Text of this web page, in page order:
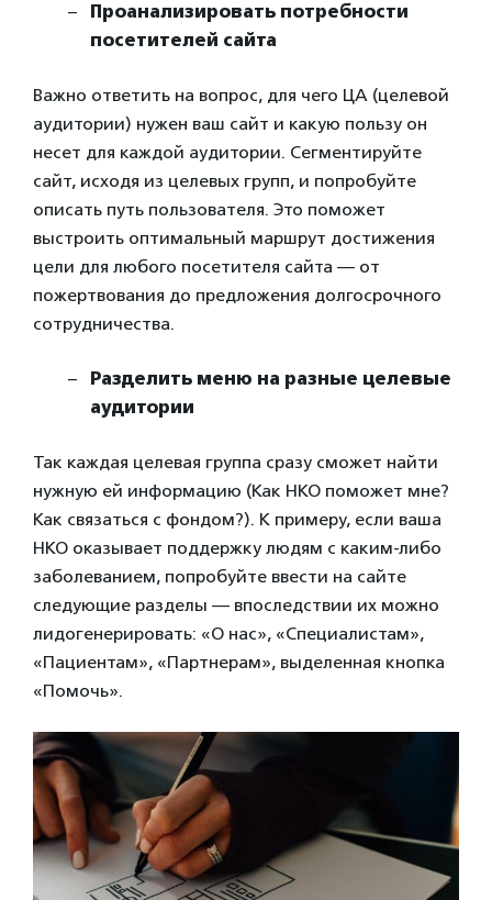
Проанализировать потребности
посетителей сайта
Важно ответить на вопрос, для чего ЦА (целевой
аудитории) нужен ваш сайт и какую пользу он
несет для каждой аудитории. Сегментируйте
сайт, исходя из целевых групп, и попробуйте
описать путь пользователя. Это поможет
выстроить оптимальный маршрут достижения
цели для любого посетителя сайта — от
пожертвования до предложения долгосрочного
сотрудничества.
Разделить меню на разные целевые
аудитории
Так каждая целевая группа сразу сможет найти
нужную ей информацию (Как НКО поможет мне?
Как связаться с фондом?). К примеру, если ваша
НКО оказывает поддержку людям с каким-либо
заболеванием, попробуйте ввести на сайте
следующие разделы — впоследствии их можно
лидогенерировать: «О нас», «Специалистам»,
«Пациентам», «Партнерам», выделенная кнопка
«Помочь».